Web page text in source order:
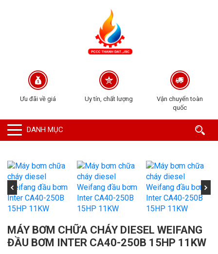
Ưu đãi về giá Uy tín, chất lượng
Vận chuyển toàn
quốc
DANH MỤC
MÁY BƠM CHỮA CHÁY DIESEL WEIFANG
ĐẦU BƠM INTER CA40-250B 15HP 11KW